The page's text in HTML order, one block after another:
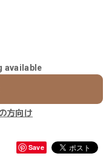
available
方向け
Save